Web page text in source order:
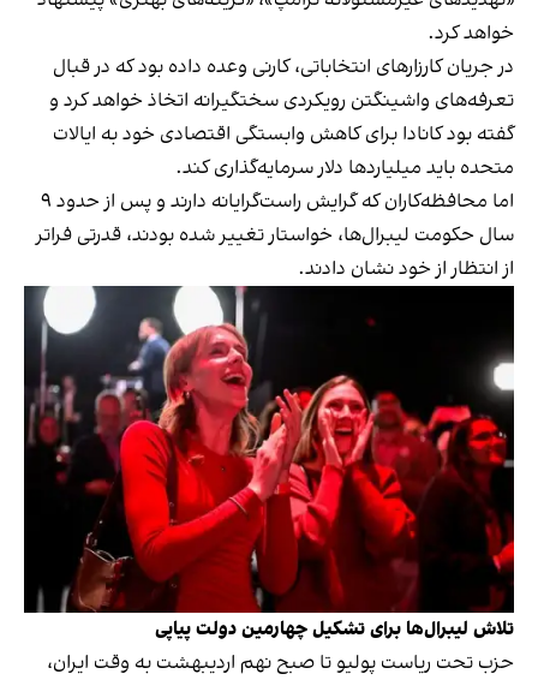
خواهد کرد.
در جریان کارزارهای انتخاباتی، کارنی وعده داده بود که در قبال
تعرفه‌های واشینگتن رویکردی سختگیرانه اتخاذ خواهد کرد و
گفته بود کانادا برای کاهش وابستگی اقتصادی خود به ایالات
متحده باید میلیاردها دلار سرمایه‌گذاری کند.
اما محافظه‌کاران که گرایش راست‌گرایانه دارند و پس از حدود ۹
سال حکومت لیبرال‌ها، خواستار تغییر شده بودند، قدرتی فراتر
از انتظار از خود نشان دادند.
تلاش لیبرال‌ها برای تشکیل چهارمین دولت پیاپی
حزب تحت ریاست پولیو تا صبح نهم اردیبهشت به وقت ایران،